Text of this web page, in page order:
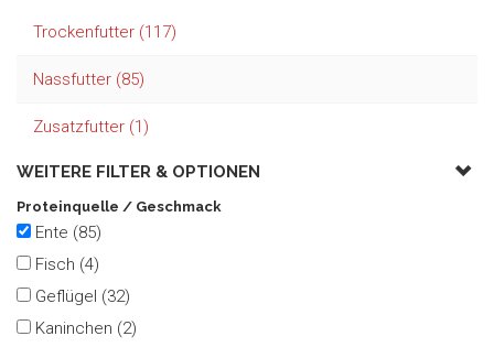
Trockenfutter (117)
Nassfutter (85)
Zusatzfutter (1)
WEITERE FILTER & OPTIONEN
Proteinquelle / Geschmack
Ente (85)
Fisch (4)
Geflügel (32)
Kaninchen (2)